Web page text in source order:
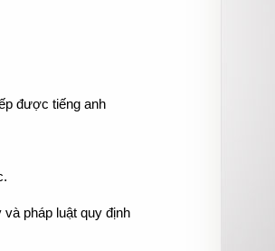
được tiếng anh
pháp luật quy định